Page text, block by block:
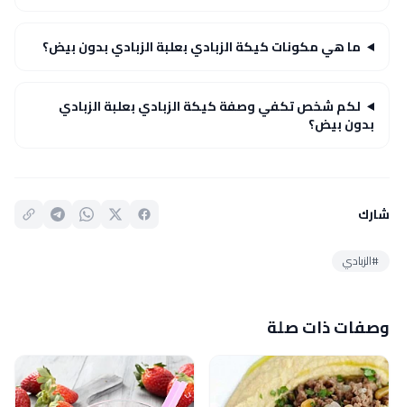
ما هي مكونات كيكة الزبادي بعلبة الزبادي بدون بيض؟
لكم شخص تكفي وصفة كيكة الزبادي بعلبة الزبادي
بدون بيض؟
شارك
#الزبادي
وصفات ذات صلة